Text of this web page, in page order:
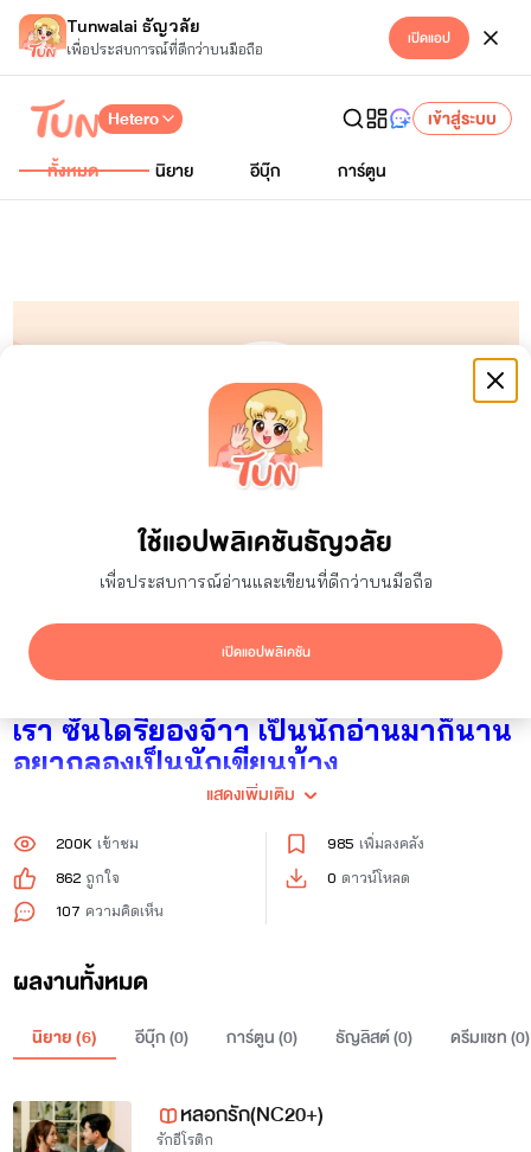
Tunwalai ธัญวลัย
เพื่อประสบการณ์ที่ดีกว่าบนมือถือ เปิดแอป
ใช้แอปพลิเคชันธัญวลัย
เพื่อประสบการณ์อ่านและเขียนที่ดีกว่าบนมือถือ
เปิดแอปพลิเคชัน
Hetero
เข้าสู่ระบบ
ทั้งหมด
นิยาย อีบุ๊ก การ์ตูน
ซันโดริยอง
31 ผู้ติดตาม กำลังติดตาม
ติดตาม
เรา ซันโดริยองจ้าา เป็นนักอ่านมาก็นาน
อยากลองเป็นนักเขียนบ้าง
ลองเขียนดู เรื่องนี้ อาจไม่ใช่ผลงานเรื่อง
แรกของเรา เพราะเรื่องแรกเขียนไม่จบ
5555
ว่างๆเราจะเอามาลงนะ อยากให้ติชมบ้าง
นะ เพราะเราเห็นแต่ยอดคนอ่าน ไม่เห็น
คนเม้น
เราก็งงๆ ว่าสนุกรึป่าว ติชมเราได้นะ
แวะมาคุยแค่นี้
แสดงเพิ่มเติม
200K เข้าชม
862 ถูกใจ
107 ความคิดเห็น
985 เพิ่มลงคลัง
0 ดาวน์โหลด
ผลงานทั้งหมด
นิยาย (6) อีบุ๊ก (0) การ์ตูน (0) ธัญลิสต์ (0) ดรีมแชท (0)
หลอกรัก(NC20+)
รักอีโรติก